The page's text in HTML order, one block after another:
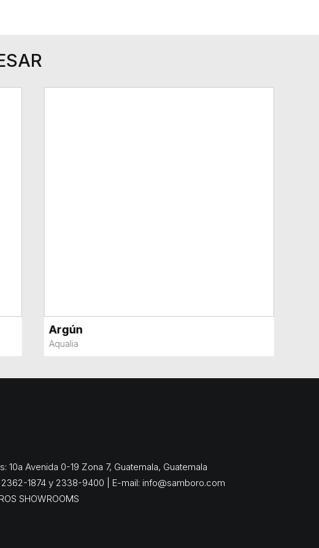
Argún
Aqualia
10a Avenida 0-19 Zona 7, Guatemala, Guatemala
1874 y 2338-9400 | E-mail: info@samboro.com
SHOWROOMS